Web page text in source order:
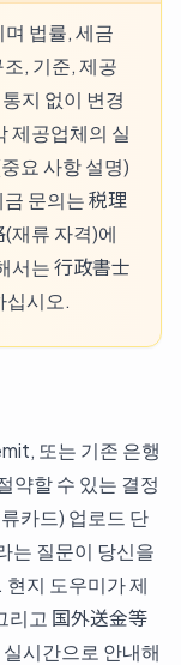
법률, 세금
, 기준, 제공
지 없이 변경
제공업체의 실
요 사항 설명)
문의는 税理
재류 자격)에
서는 行政書士
십시오.
또는 기존 은행
약할 수 있는 결정
카드) 업로드 단
는 질문이 당신을
지 도우미가 제
리고 国外送金等
시간으로 안내해